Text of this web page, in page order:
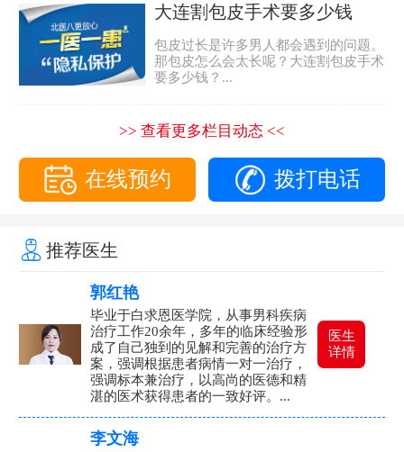
大连割包皮手术要多少钱
包皮过长是许多男人都会遇到的问题。
那包皮怎么会太长呢？大连割包皮手术
要多少钱？...
>> 查看更多栏目动态 <<
在线预约 拨打电话
推荐医生
郭红艳
毕业于白求恩医学院，从事男科疾病
治疗工作20余年，多年的临床经验形
成了自己独到的见解和完善的治疗方
案，强调根据患者病情一对一治疗，
强调标本兼治疗，以高尚的医德和精
湛的医术获得患者的一致好评。...
医生
详情
李文海